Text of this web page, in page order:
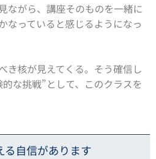
ながら、講座そのものを一緒に
なっていると感じるようになっ
き核が見えてくる。そう確信し
な挑戦”として、このクラスを
る自信があります